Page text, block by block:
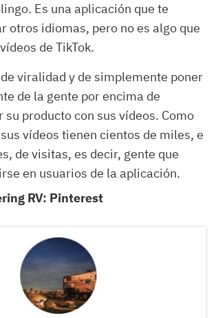
Es una aplicación que te
otros idiomas, pero no es algo que
de TikTok.
viralidad y de simplemente poner
de la gente por encima de
producto con sus vídeos. Como
vídeos tienen cientos de miles, e
de visitas, es decir, gente que
en usuarios de la aplicación.
RV: Pinterest